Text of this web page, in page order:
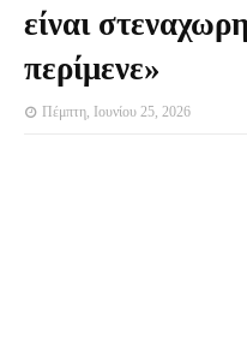
είναι
περίμενε»
Πέμπτη, Ιουνίου 25, 2026